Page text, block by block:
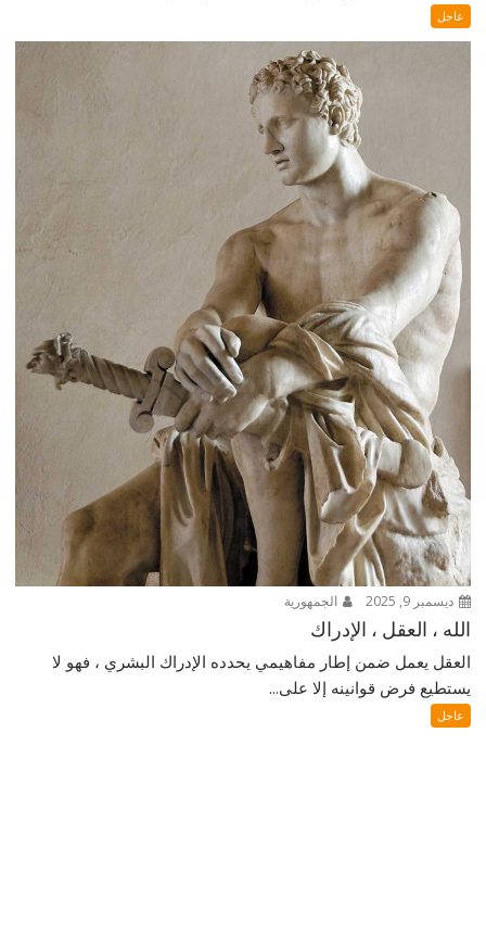
عاجل
ديسمبر 9, 2025 الجمهورية
الله ، العقل ، الإدراك
العقل يعمل ضمن إطار مفاهيمي يحدده الإدراك البشري ، فهو لا
يستطيع فرض قوانينه إلا على...
عاجل